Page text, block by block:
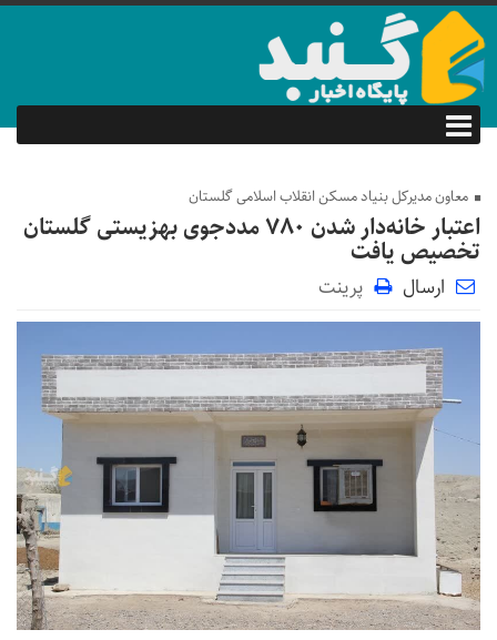
معاون مدیرکل بنیاد مسکن انقلاب اسلامی گلستان
اعتبار خانه‌دار شدن ۷۸۰ مددجوی بهزیستی گلستان
تخصیص یافت
ارسال پرینت